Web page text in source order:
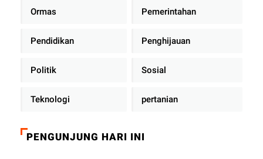
Ormas Pemerintahan
Pendidikan Penghijauan
Politik Sosial
Teknologi pertanian
PENGUNJUNG HARI INI